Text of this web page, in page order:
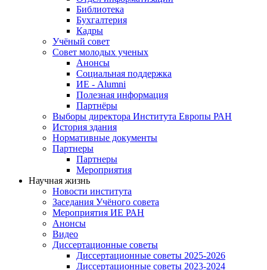
Библиотека
Бухгалтерия
Кадры
Учёный совет
Совет молодых ученых
Анонсы
Социальная поддержка
ИЕ - Alumni
Полезная информация
Партнёры
Выборы директора Института Европы РАН
История здания
Нормативные документы
Партнеры
Партнеры
Мероприятия
Научная жизнь
Новости института
Заседания Учёного совета
Мероприятия ИЕ РАН
Анонсы
Видео
Диссертационные советы
Диссертационные советы 2025-2026
Диссертационные советы 2023-2024